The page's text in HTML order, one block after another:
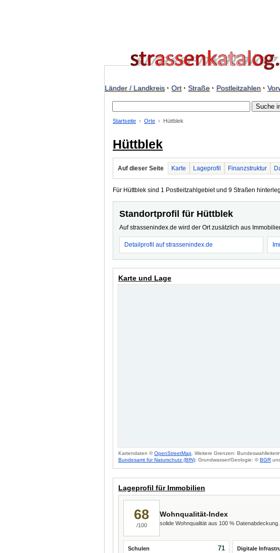
Länder / Landkreis· Ort· Straße· Postleitzahlen·
Startseite Orte Hüttblek
Hüttblek
Auf dieser Seite Karte Lageprofil Finanzstruktur
Für Hüttblek sind 1 Postleitzahlgebiet und 9 Straßen
Standortprofil für Hüttblek
Auf strassenindex.de wird der Ort zusätzlich aus
Detailprofil auf strassenindex.de
Karte und Lage
Kartendaten ©OpenStreetMap . Weitere Grenzen:
Bundesamt für Naturschutz (BfN); Grundwasser/Geologie: ©BGR
Lageprofil für Immobilien
68
/100
Wohnqualität-Index
solide Wohnqualität aus 100 % Datenabdeckung.
Schulen 71 Digitale